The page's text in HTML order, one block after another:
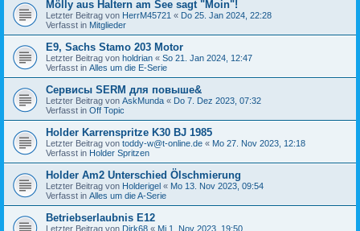
Mölly aus Haltern am See sagt "Moin"!
Letzter Beitrag von HerrM45721 « Do 25. Jan 2024, 22:28
Verfasst in Mitglieder
E9, Sachs Stamo 203 Motor
Letzter Beitrag von holdrian « So 21. Jan 2024, 12:47
Verfasst in Alles um die E-Serie
Сервисы SERM для повыше&
Letzter Beitrag von AskMunda « Do 7. Dez 2023, 07:32
Verfasst in Off Topic
Holder Karrenspritze K30 BJ 1985
Letzter Beitrag von toddy-w@t-online.de « Mo 27. Nov 2023, 12:18
Verfasst in Holder Spritzen
Holder Am2 Unterschied Ölschmierung
Letzter Beitrag von Holderigel « Mo 13. Nov 2023, 09:54
Verfasst in Alles um die A-Serie
Betriebserlaubnis E12
Letzter Beitrag von Dirk68 « Mi 1. Nov 2023, 19:50